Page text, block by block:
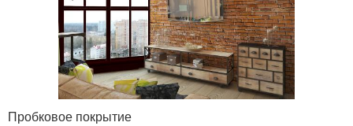
Пробковое покрытие